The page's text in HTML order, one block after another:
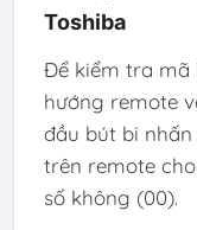
Toshiba
Để kiểm tra mã
hướng remote
đầu bút bi nhấn
trên remote
số không (00).